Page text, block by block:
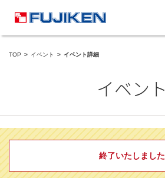
TOP イベント イベント詳細
イベント
終了いたしました